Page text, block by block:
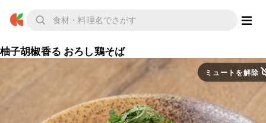
柚子胡椒香る おろし鶏そば
ミュートを解除